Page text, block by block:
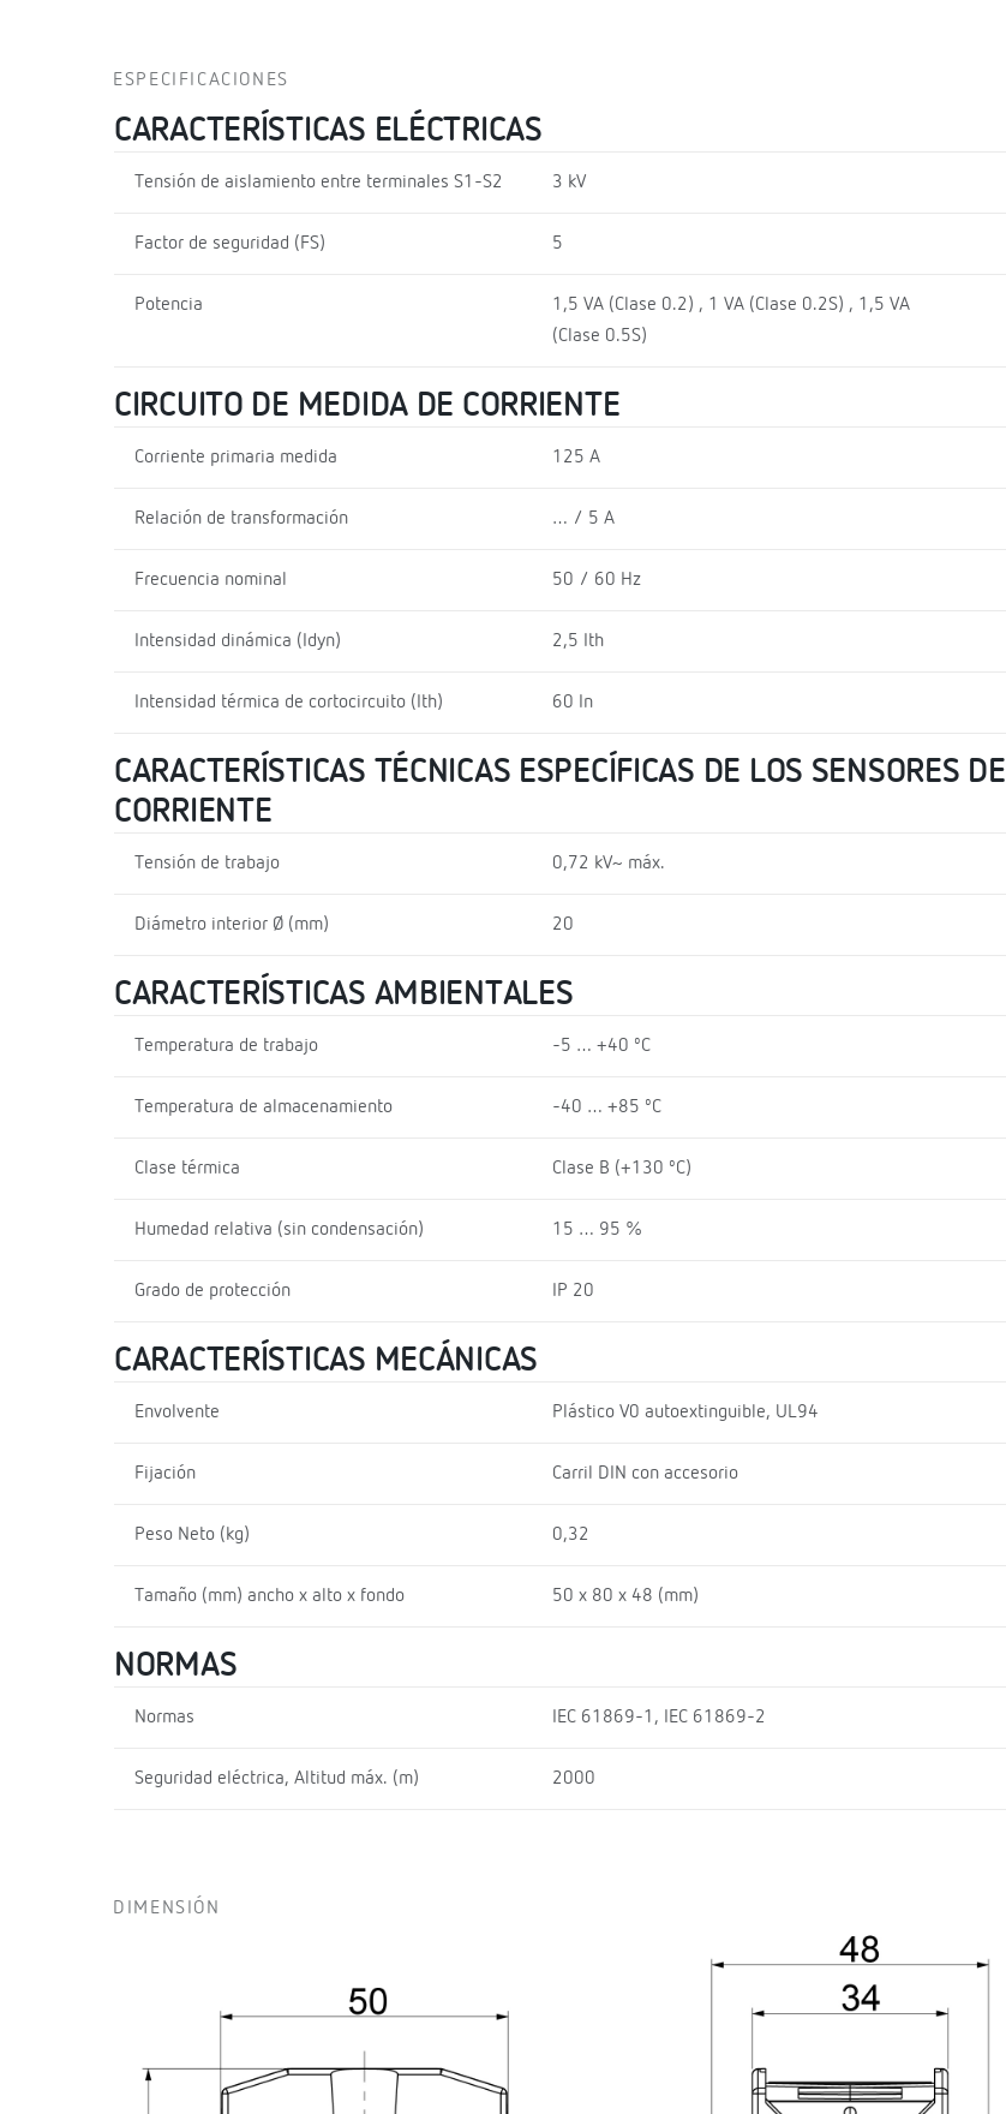
ESPECIFICACIONES
CARACTERÍSTICAS ELÉCTRICAS
Tensión de aislamiento entre terminales S1-S2 3 kV
Factor de seguridad (FS) 5
Potencia
1,5 VA (Clase 0.2) , 1 VA (Clase 0.2S) , 1,5 VA
(Clase 0.5S)
CIRCUITO DE MEDIDA DE CORRIENTE
Corriente primaria medida 125 A
Relación de transformación … / 5 A
Frecuencia nominal 50 / 60 Hz
Intensidad dinámica (Idyn) 2,5 Ith
Intensidad térmica de cortocircuito (Ith) 60 In
CARACTERÍSTICAS TÉCNICAS ESPECÍFICAS DE LOS SENSORES DE
CORRIENTE
Tensión de trabajo 0,72 kV~ máx.
Diámetro interior Ø (mm) 20
CARACTERÍSTICAS AMBIENTALES
Temperatura de trabajo -5 … +40 ºC
Temperatura de almacenamiento -40 … +85 ºC
Clase térmica Clase B (+130 ºC)
Humedad relativa (sin condensación) 15 … 95 %
Grado de protección IP 20
CARACTERÍSTICAS MECÁNICAS
Envolvente Plástico V0 autoextinguible, UL94
Fijación Carril DIN con accesorio
Peso Neto (kg) 0,32
Tamaño (mm) ancho x alto x fondo 50 x 80 x 48 (mm)
NORMAS
Normas IEC 61869-1, IEC 61869-2
Seguridad eléctrica, Altitud máx. (m) 2000
DIMENSIÓN